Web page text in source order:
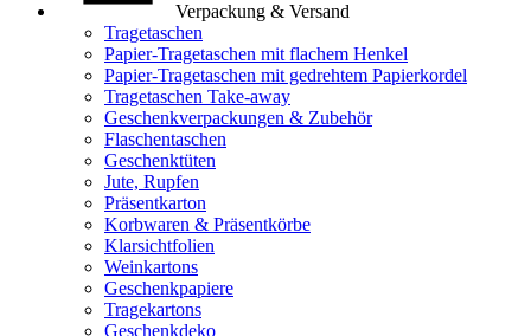
Verpackung & Versand
Tragetaschen
Papier-Tragetaschen mit flachem Henkel
Papier-Tragetaschen mit gedrehtem Papierkordel
Tragetaschen Take-away
Geschenkverpackungen & Zubehör
Flaschentaschen
Geschenktüten
Jute, Rupfen
Präsentkarton
Korbwaren & Präsentkörbe
Klarsichtfolien
Weinkartons
Geschenkpapiere
Tragekartons
Geschenkdeko